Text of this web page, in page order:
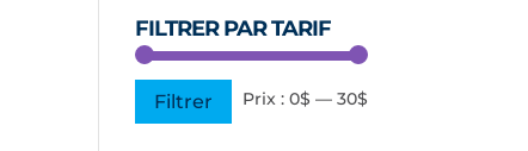
FILTRER PAR TARIF
Prix
Prix
Filtrer Prix : 0$ — 30$